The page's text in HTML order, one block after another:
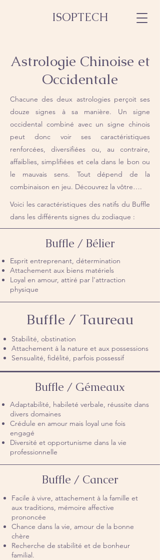
ISOPTECH
Astrologie Chinoise et
Occidentale
Chacune des deux astrologies perçoit ses
douze signes à sa manière. Un signe
occidental combiné avec un signe chinois
peut donc voir ses caractéristiques
renforcées, diversifiées ou, au contraire,
affaiblies, simplifiées et cela dans le bon ou
le mauvais sens. Tout dépend de la
combinaison en jeu. Découvrez la vôtre….
Voici les caractéristiques des natifs du Buffle
dans les différents signes du zodiaque :
Buffle / Bélier
Esprit entreprenant, détermination
Attachement aux biens matériels
Loyal en amour, attiré par l'attraction
physique
Buffle / Taureau
Stabilité, obstination
Attachement à la nature et aux possessions
Sensualité, fidélité, parfois possessif
Buffle / Gémeaux
Adaptabilité, habileté verbale, réussite dans
divers domaines
Crédule en amour mais loyal une fois
engagé
Diversité et opportunisme dans la vie
professionnelle
Buffle / Cancer
Facile à vivre, attachement à la famille et
aux traditions, mémoire affective
prononcée
Chance dans la vie, amour de la bonne
chère
Recherche de stabilité et de bonheur
familial.